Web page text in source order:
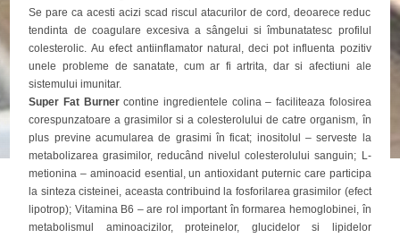
Se pare ca acesti acizi scad riscul atacurilor de cord, deoarece reduc
tendinta de coagulare excesiva a sângelui si îmbunatatesc profilul
colesterolic. Au efect antiinflamator natural, deci pot influenta pozitiv
unele probleme de sanatate, cum ar fi artrita, dar si afectiuni ale
sistemului imunitar.
Super Fat Burnercontine ingredientele colina – faciliteaza folosirea
corespunzatoare a grasimilor si a colesterolului de catre organism, în
plus previne acumularea de grasimi în ficat; inositolul – serveste la
metabolizarea grasimilor, reducând nivelul colesterolului sanguin; L-
metionina – aminoacid esential, un antioxidant puternic care participa
la sinteza cisteinei, aceasta contribuind la fosforilarea grasimilor (efect
lipotrop); Vitamina B6 – are rol important în formarea hemoglobinei, în
metabolismul aminoacizilor, proteinelor, glucidelor si lipidelor